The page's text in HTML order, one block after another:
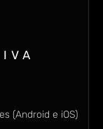
(Android e iOS)